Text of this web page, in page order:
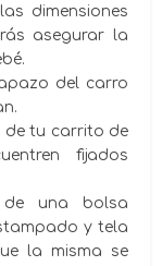
dimensiones
asegurar la
del carro
de tu carrito de
fijados
de una bolsa
y tela
la misma se